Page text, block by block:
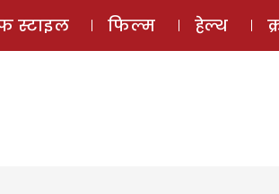
ई-मैगज़ीन
स्टाइल फिल्म हेल्थ